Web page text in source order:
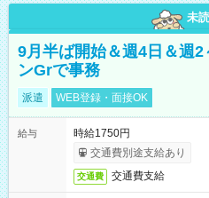
未読
9月半ば開始＆週4日＆週2
ンGrで事務
派遣 WEB登録・面接OK
給与
時給1750円
交通費別途支給あり
交通費 交通費支給